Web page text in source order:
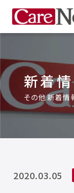
新着
その他新着情
2020.03.05